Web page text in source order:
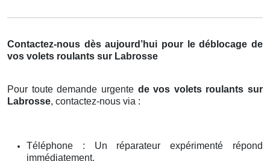
Contactez-nous dès aujourd’hui pour le déblocage de
vos volets roulants sur Labrosse
Pour toute demande urgente de vos volets roulants sur
Labrosse, contactez-nous via :
Téléphone : Un réparateur expérimenté répond
immédiatement.